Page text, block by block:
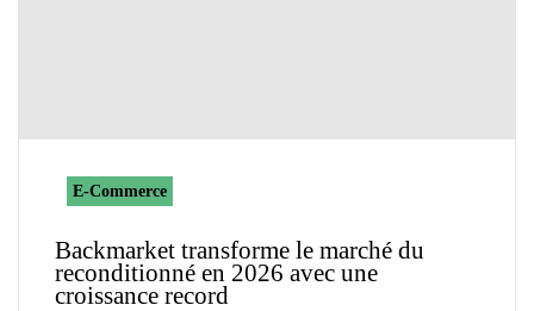
E-Commerce
Backmarket transforme le marché du
reconditionné en 2026 avec une
croissance record